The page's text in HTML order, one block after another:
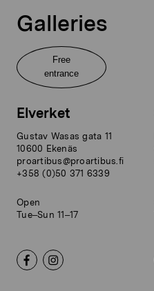
Galleries
Free
entrance
Elverket
Gustav Wasas gata 11
10600 Ekenäs
proartibus@proartibus.fi
+358 (0)50 371 6339
Open
Tue–Sun 11–17